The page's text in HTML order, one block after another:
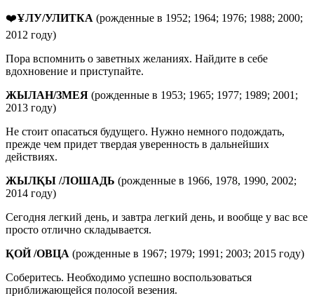
❤️ҰЛУ/УЛИТКА (рожденные в 1952; 1964; 1976; 1988; 2000;
2012 году)
Пора вспомнить о заветных желаниях. Найдите в себе
вдохновение и приступайте.
ЖЫЛАН/ЗМЕЯ (рожденные в 1953; 1965; 1977; 1989; 2001;
2013 году)
Не стоит опасаться будущего. Нужно немного подождать,
прежде чем придет твердая уверенность в дальнейших
действиях.
ЖЫЛҚЫ /ЛОШАДЬ (рожденные в 1966, 1978, 1990, 2002;
2014 году)
Сегодня легкий день, и завтра легкий день, и вообще у вас все
просто отлично складывается.
ҚОЙ/ОВЦА (рожденные в 1967; 1979; 1991; 2003; 2015 году)
Соберитесь. Необходимо успешно воспользоваться
приближающейся полосой везения.